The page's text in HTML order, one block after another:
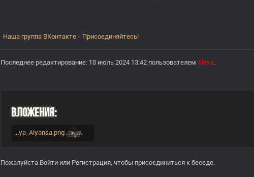
Наша группа ВКонтакте - Присоединяйтесь!
Последнее редактирование: 18 июль 2024 13:42 пользователем Alexs.
Вложения:
...ya_Alyansa.png
Пожалуйста Войти или Регистрация, чтобы присоединиться к беседе.